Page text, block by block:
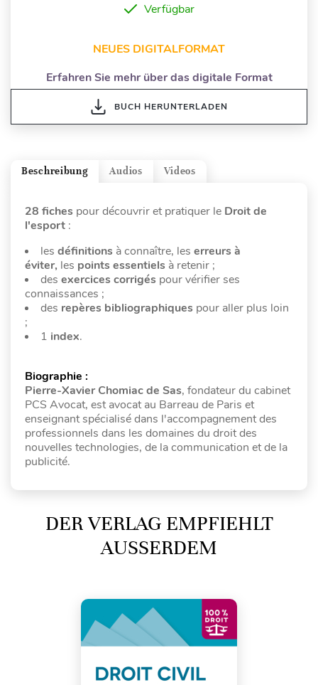
Verfügbar
NEUES DIGITALFORMAT
Erfahren Sie mehr über das digitale Format
BUCH HERUNTERLADEN
Videos
Audios
Beschreibung
28 fiches pour découvrir et pratiquer le Droit de
l'esport :
les définitions à connaître, les erreurs à
éviter, les points essentiels à retenir ;
des exercices corrigés pour vérifier ses
connaissances ;
des repères bibliographiques pour aller plus loin
;
1 index.
Biographie :
Pierre-Xavier Chomiac de Sas, fondateur du cabinet
PCS Avocat, est avocat au Barreau de Paris et
enseignant spécialisé dans l'accompagnement des
professionnels dans les domaines du droit des
nouvelles technologies, de la communication et de la
publicité.
DER VERLAG EMPFIEHLT
AUSSERDEM